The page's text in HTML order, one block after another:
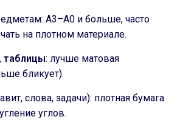
А3–А0 и больше, часто
на плотном материале.
таблицы: лучше матовая
бликует).
слова, задачи): плотная бумага
углов.